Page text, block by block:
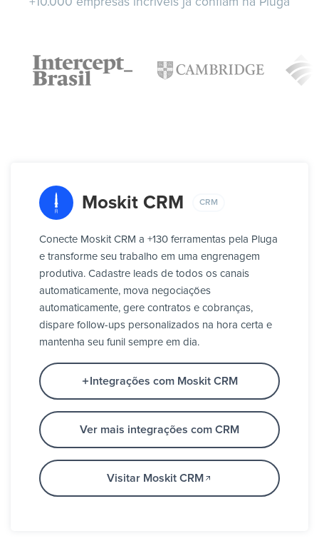
Moskit CRM CRM
Conecte Moskit CRM a +130 ferramentas pela Pluga
e transforme seu trabalho em uma engrenagem
produtiva. Cadastre leads de todos os canais
automaticamente, mova negociações
automaticamente, gere contratos e cobranças,
dispare follow-ups personalizados na hora certa e
mantenha seu funil sempre em dia.
Integrações com Moskit CRM
Ver mais integrações com CRM
Visitar Moskit CRM